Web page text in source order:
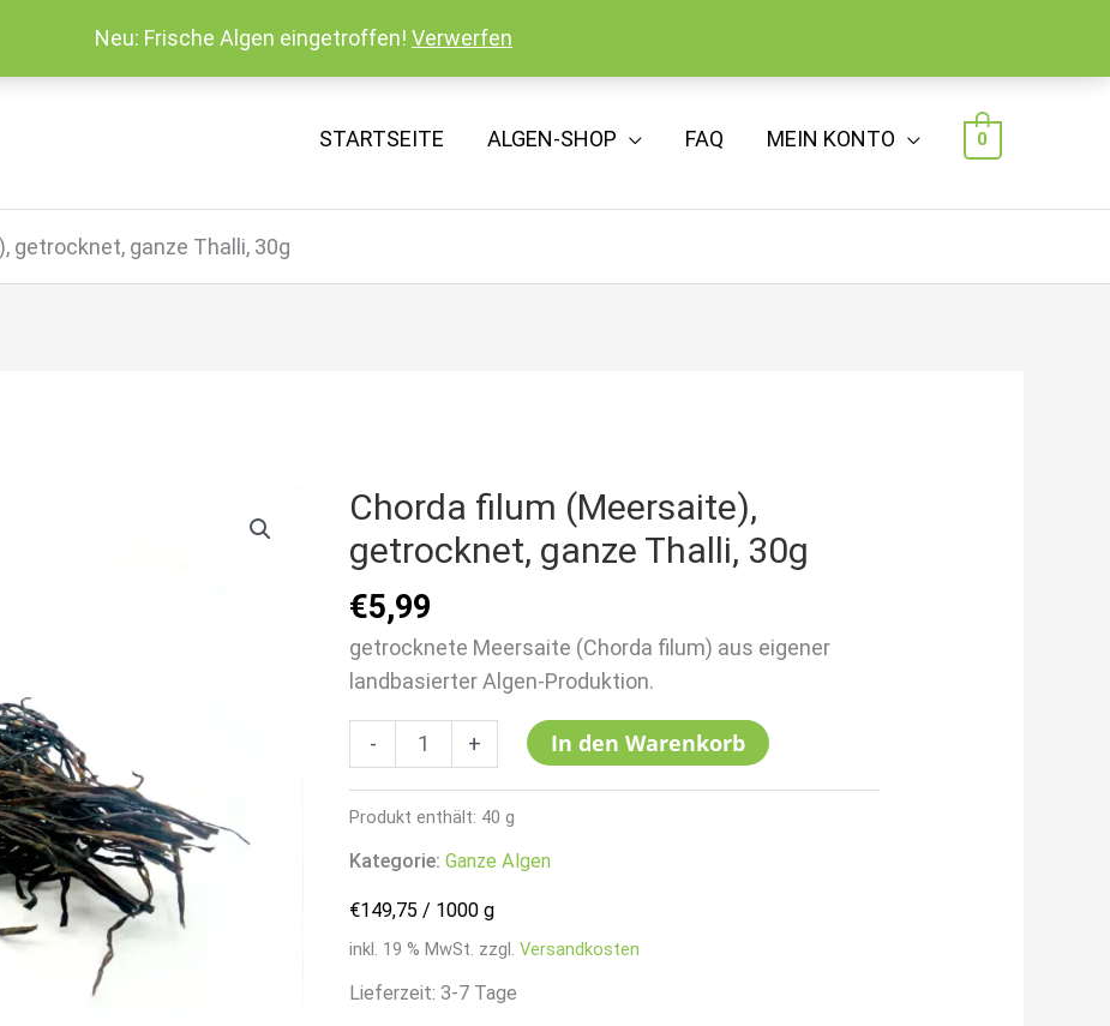
Neu: Frische Algen eingetroffen! Verwerfen
STARTSEITE ALGEN-SHOP FAQ MEIN KONTO 0
getrocknet, ganze Thalli, 30g
Chorda filum (Meersaite),
getrocknet, ganze Thalli, 30g
€5,99
getrocknete Meersaite (Chorda filum) aus eigener
landbasierter Algen-Produktion.
-
Chorda
filum
(Meersaite),
getrocknet,
ganze
Thalli,
+ In den Warenkorb
Produkt enthält: 40g
Kategorie:Ganze Algen
€149,75 / 1000 g
inkl. 19 % MwSt. zzgl.Versandkosten
Lieferzeit:3-7 Tage